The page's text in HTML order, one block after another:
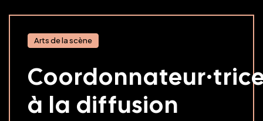
Arts de la scène
à la diffusion